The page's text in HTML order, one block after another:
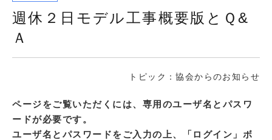
日:
週休２日モデル工事概要版とＱ&
Ａ
トピック：協会からのお知らせ
ページをご覧いただくには、専用のユーザ名とパスワ
ードが必要です。
ユーザ名とパスワードをご入力の上、「ログイン」ボ